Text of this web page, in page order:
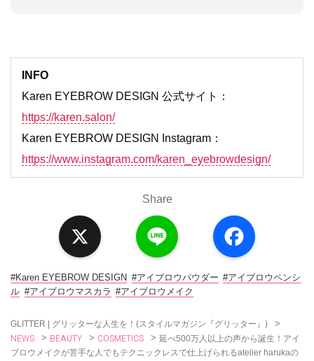
INFO
Karen EYEBROW DESIGN 公式サイト：
https://karen.salon/
Karen EYEBROW DESIGN Instagram：
https://www.instagram.com/karen_eyebrowdesign/
Share
a
c
o
#Karen EYEBROW DESIGN #アイブロウパウダー #アイブロウペンシ
ル #アイブロウマスカラ #アイブロウメイク
GLITTER | グリッターな人生を！(スタイルマガジン『グリッター』) >
NEWS > BEAUTY > COSMETICS > 延べ500万人以上の声から誕生！アイ
ブロウメイクが苦手な人でもテクニックレスで仕上げられるatelier harukaの